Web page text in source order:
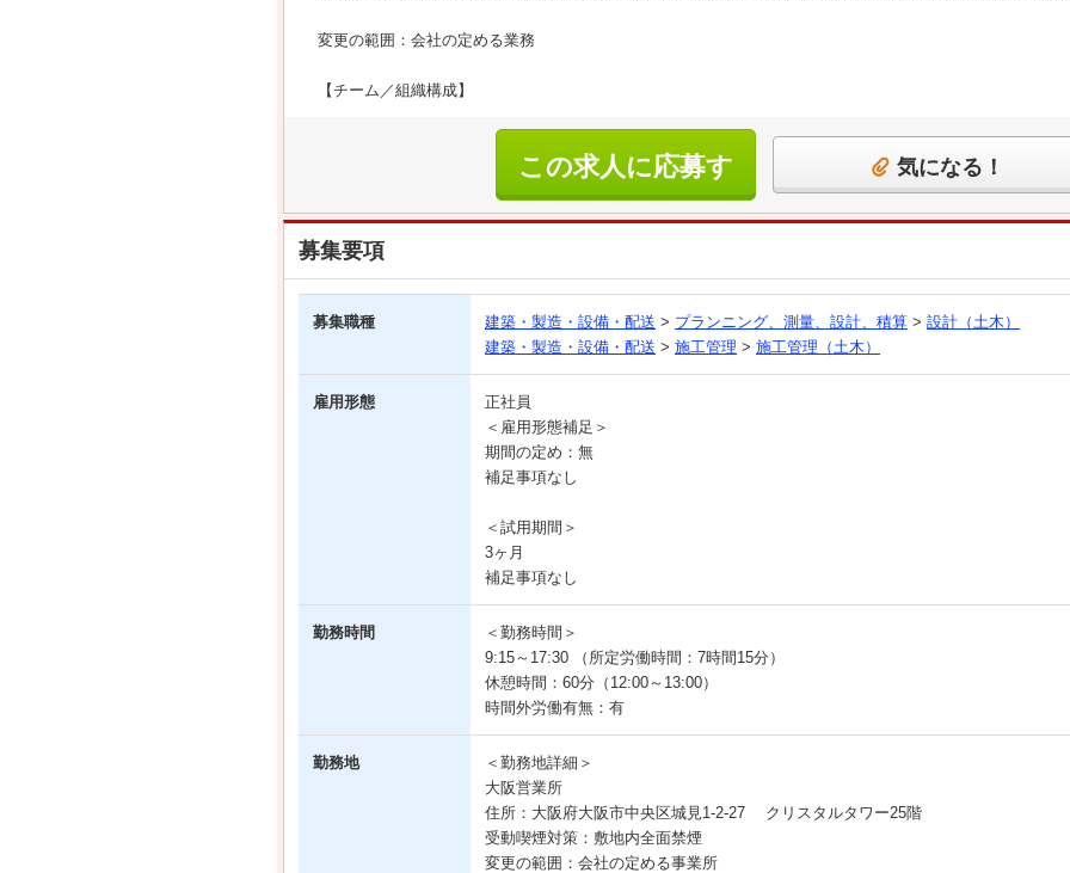
変更の範囲：会社の定める業務
【チーム／組織構成】
この求人に応募す
る
気になる！
募集要項
募集職種 建築・製造・設備・配送 > プランニング、測量、設計、積算 > 設計（土木）
建築・製造・設備・配送 > 施工管理 > 施工管理（土木）
雇用形態
正社員
＜雇用形態補足＞
期間の定め：無
補足事項なし
＜試用期間＞
3ヶ月
補足事項なし
勤務時間
＜勤務時間＞
9:15～17:30 （所定労働時間：7時間15分）
休憩時間：60分（12:00～13:00）
時間外労働有無：有
勤務地
＜勤務地詳細＞
大阪営業所
住所：大阪府大阪市中央区城見1-2-27 クリスタルタワー25階
受動喫煙対策：敷地内全面禁煙
変更の範囲：会社の定める事業所